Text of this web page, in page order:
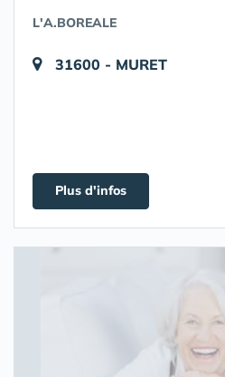
L'A.BOREALE
31600 - MURET
Plus d'infos